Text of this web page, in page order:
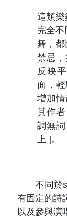
這類
完全不
舞，
禁忌
反映
面，
增加
其作
調無
上 ]。
不同於
有固定的詩
以及參與演